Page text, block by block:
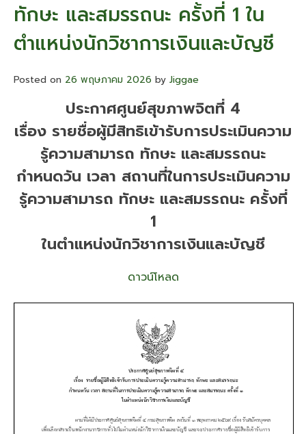
ศูนย์
สุขภาพ
พฤษภาค
ทักษะ และสมรรถนะ ครั้งที่ 1 ใน
ตำแหน่งนักวิชาการเงินและบัญชี
Posted on 26 พฤษภาคม 2026 by Jiggae
ประกาศศูนย์สุขภาพจิตที่ 4
เรื่อง รายชื่อผู้มีสิทธิเข้ารับการประเมินความ
รู้ความสามารถ ทักษะ และสมรรถนะ
กำหนดวัน เวลา สถานที่ในการประเมินความ
รู้ความสามารถ ทักษะ และสมรรถนะ ครั้งที่
1
ในตำแหน่งนักวิชาการเงินและบัญชี
ดาวน์โหลด